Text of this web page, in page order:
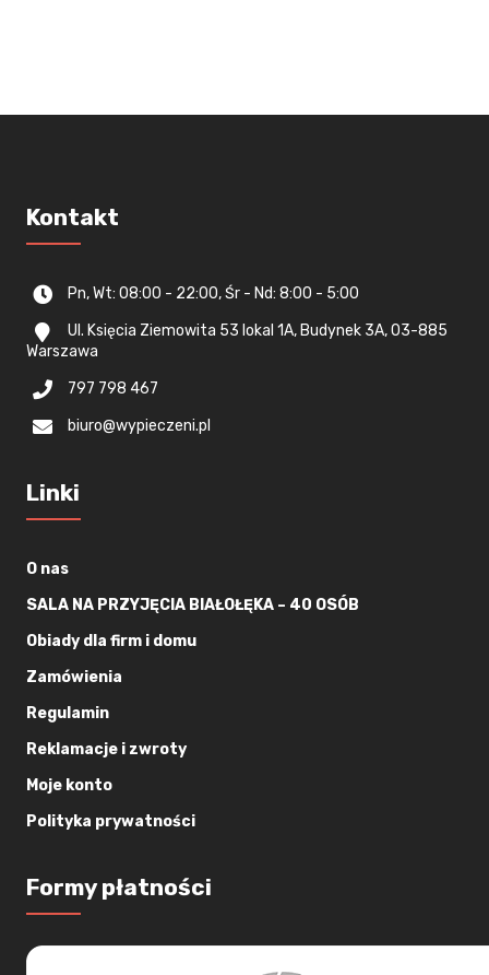
Kontakt
Pn, Wt: 08:00 - 22:00, Śr - Nd: 8:00 - 5:00
Ul. Księcia Ziemowita 53 lokal 1A, Budynek 3A, 03-885
Warszawa
797 798 467
biuro@wypieczeni.pl
Linki
O nas
SALA NA PRZYJĘCIA BIAŁOŁĘKA – 40 OSÓB
Obiady dla firm i domu
Zamówienia
Regulamin
Reklamacje i zwroty
Moje konto
Polityka prywatności
Formy płatności